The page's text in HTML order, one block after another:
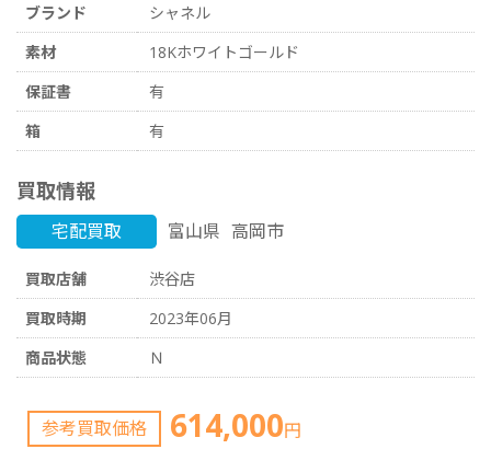
ブランド
シャネル
素材
18Kホワイトゴールド
保証書
有
箱
有
買取情報
宅配買取 富山県 高岡市
買取店舗
渋谷店
買取時期
2023年06月
商品状態
Ｎ
参考買取価格 614,000円